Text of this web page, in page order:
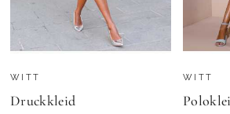
WITT
Druckkleid
WITT